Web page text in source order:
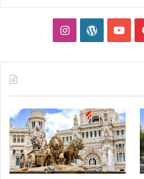
پینتریستیوتیوبوردپرساینستاگرام